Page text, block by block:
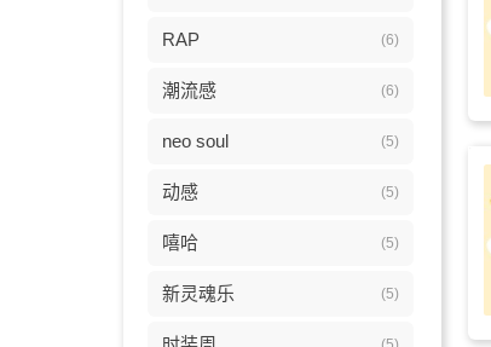
RAP (6)
潮流感 (6)
neo soul (5)
动感 (5)
嘻哈 (5)
新灵魂乐 (5)